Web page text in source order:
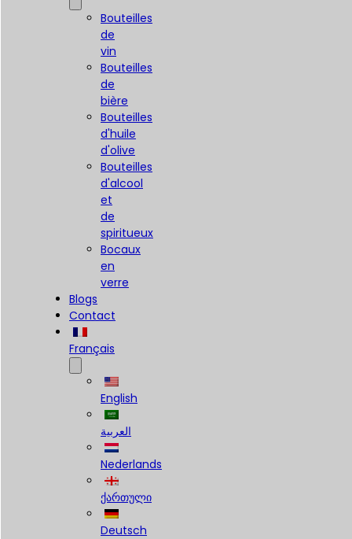
Bouteilles
de
vin
Bouteilles
de
bière
Bouteilles
d'huile
d'olive
Bouteilles
d'alcool
et
de
spiritueux
Bocaux
en
verre
Blogs
Contact
Français
English
العربية
Nederlands
ქართული
Deutsch